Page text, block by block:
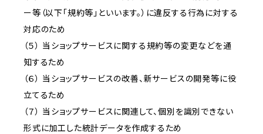
ー等（以下「規約等」といいます。）に違反する行為に対する
対応のため
（５） 当ショップサービスに関する規約等の変更などを通
知するため
（６） 当ショップサービスの改善、新サービスの開発等に役
立てるため
（７） 当ショップサービスに関連して、個別を識別できない
形式に加工した統計データを作成するため